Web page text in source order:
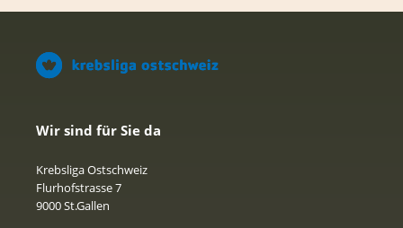
Wir sind für Sie da
Krebsliga Ostschweiz
Flurhofstrasse 7
9000 St.Gallen